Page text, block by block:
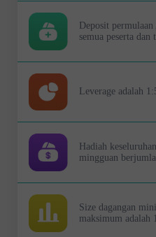
Deposit
semua peserta dan
Leverage adalah
Hadiah
mingguan
Size dagangan
maksimum adalah